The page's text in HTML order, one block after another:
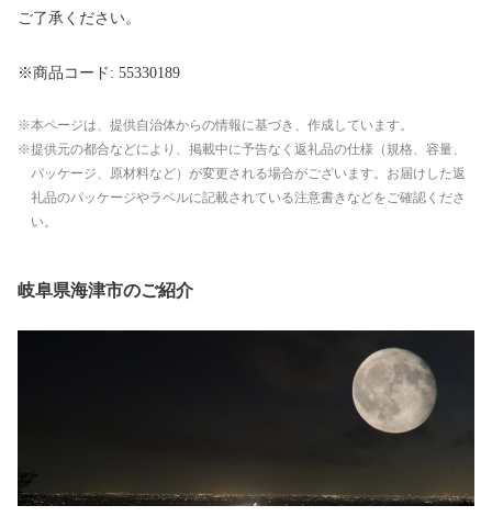
ご了承ください。
※商品コード: 55330189
本ページは、提供自治体からの情報に基づき、作成しています。
提供元の都合などにより、掲載中に予告なく返礼品の仕様（規格、容量、
パッケージ、原材料など）が変更される場合がございます。お届けした返
礼品のパッケージやラベルに記載されている注意書きなどをご確認くださ
い。
岐阜県海津市のご紹介